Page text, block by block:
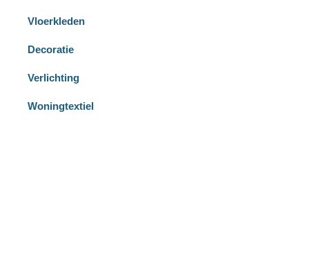
Vloerkleden
Decoratie
Verlichting
Woningtextiel